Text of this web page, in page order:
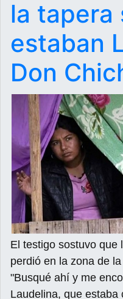
la tapera
estaban
Don
El testigo sostuvo que
perdió en la zona de
"Busqué ahí y me
Laudelina, que estaba